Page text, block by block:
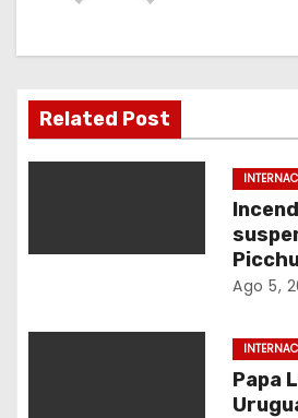
i
ó
d
Related Post
Ago 5,
Papa